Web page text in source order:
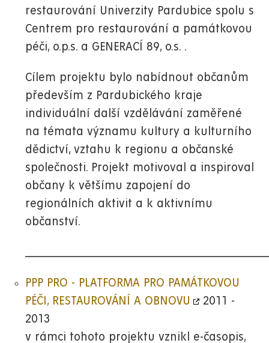
restaurování Univerzity Pardubice spolu s
Centrem pro restaurování a památkovou
péči, o.p.s. a GENERACÍ 89, o.s. .
Cílem projektu bylo nabídnout občanům
především z Pardubického kraje
individuální další vzdělávání zaměřené
na témata významu kultury a kulturního
dědictví, vztahu k regionu a občanské
společnosti. Projekt motivoval a inspiroval
občany k většímu zapojení do
regionálních aktivit a k aktivnímu
občanství.
PPP PRO - PLATFORMA PRO PAMÁTKOVOU
PÉČI, RESTAUROVÁNÍ A OBNOVU
2011 -
2013
v rámci tohoto projektu vznikl e-časopis,